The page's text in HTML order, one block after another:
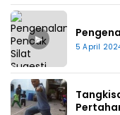
▶
5 April